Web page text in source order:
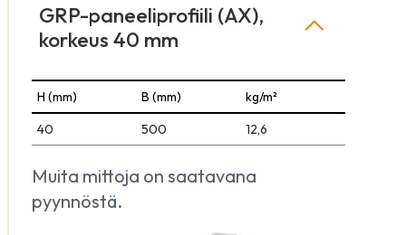
GRP-paneeliprofiili (AX),
korkeus 40 mm
H (mm) B (mm)
kg/m²
40
500 12,6
Muita mittoja on saatavana
pyynnöstä.